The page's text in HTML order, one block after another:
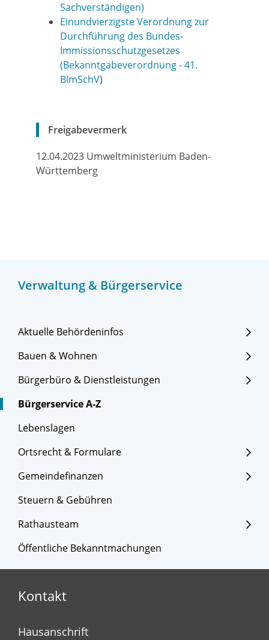
Verwaltung & Bürgerservice
Aktuelle Behördeninfos
Bauen & Wohnen
Bürgerbüro & Dienstleistungen
Bürgerservice A-Z
Lebenslagen
Ortsrecht & Formulare
Gemeindefinanzen
Steuern & Gebühren
Rathausteam
Öffentliche Bekanntmachungen
Sachverständigen)
Einundvierzigste Verordnung zur
Durchführung des Bundes-
Immissionsschutzgesetzes
(Bekanntgabeverordnung - 41.
BImSchV)
Freigabevermerk
12.04.2023 Umweltministerium Baden-
Württemberg
Kontakt
Hausanschrift